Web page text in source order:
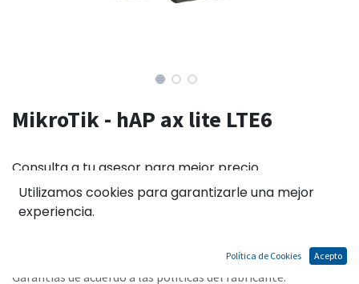
MikroTik - hAP ax lite LTE6
Consulta a tu asesor para mejor precio
Garantías de acuerdo a las políticas del fabricante.
Utilizamos cookies para garantizarle una mejor
experiencia.
Política de Cookies Acepto